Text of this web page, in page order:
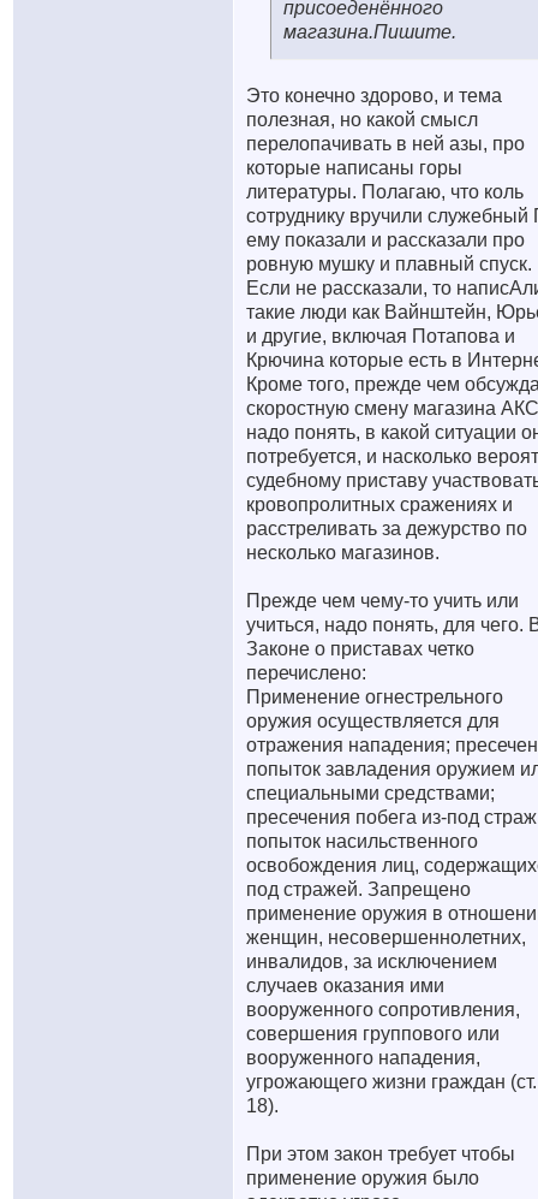
присоеденённого
магазина.Пишите.
Это конечно здорово, и тема
полезная, но какой смысл
перелопачивать в ней азы, про
которые написаны горы
литературы. Полагаю, что коль
сотруднику вручили
ему показали и рассказали про
ровную мушку и плавный спуск.
Если не рассказали, то
такие люди как Вайнштейн,
и другие, включая Потапова и
Крючина которые есть в
Кроме того, прежде чем
скоростную смену магазина
надо понять, в какой ситуации
потребуется, и насколько
судебному приставу
кровопролитных сражениях и
расстреливать за дежурство по
несколько магазинов.
Прежде чем чему-то учить или
учиться, надо понять, для чего.
Законе о приставах четко
перечислено:
Применение огнестрельного
оружия осуществляется для
отражения нападения;
попыток завладения оружием
специальными средствами;
пресечения побега из-под
попыток насильственного
освобождения лиц,
под стражей. Запрещено
применение оружия в
женщин, несовершеннолетних,
инвалидов, за исключением
случаев оказания ими
вооруженного сопротивления,
совершения группового или
вооруженного нападения,
угрожающего жизни граждан (ст.
18).
При этом закон требует чтобы
применение оружия было